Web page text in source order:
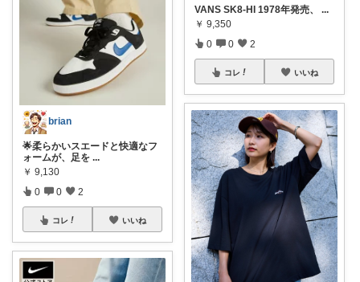
brian
🌟柔らかいスエードと快適なフ
ォームが、足を ...
￥ 9,130
0 0 2
コレ いいね
VANS SK8-HI 1978年発売、
...
￥ 9,350
0 0 2
コレ いいね